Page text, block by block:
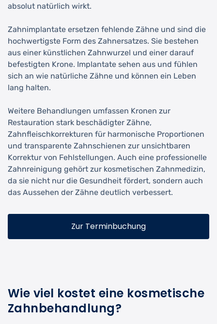
absolut natürlich wirkt.
Zahnimplantate ersetzen fehlende Zähne und sind die
hochwertigste Form des Zahnersatzes. Sie bestehen
aus einer künstlichen Zahnwurzel und einer darauf
befestigten Krone. Implantate sehen aus und fühlen
sich an wie natürliche Zähne und können ein Leben
lang halten.
Weitere Behandlungen umfassen Kronen zur
Restauration stark beschädigter Zähne,
Zahnfleischkorrekturen für harmonische Proportionen
und transparente Zahnschienen zur unsichtbaren
Korrektur von Fehlstellungen. Auch eine professionelle
Zahnreinigung gehört zur kosmetischen Zahnmedizin,
da sie nicht nur die Gesundheit fördert, sondern auch
das Aussehen der Zähne deutlich verbessert.
Zur Terminbuchung
Wie viel kostet eine kosmetische
Zahnbehandlung?